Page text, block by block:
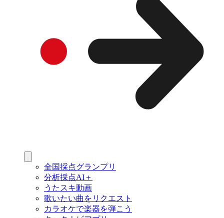
全国採点グランプリ
分析採点AI＋
うたスキ動画
歌いたい曲をリクエスト
カラオケで楽器を弾こう